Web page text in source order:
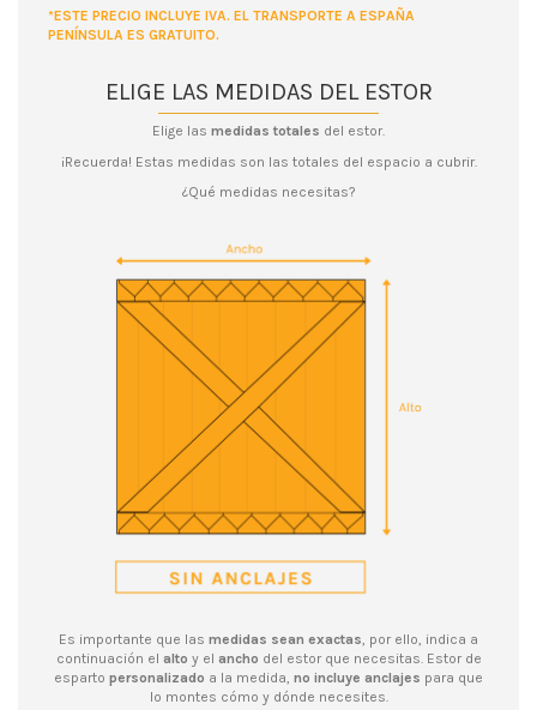
*ESTE PRECIO INCLUYE IVA. EL TRANSPORTE A ESPAÑA
PENÍNSULA ES GRATUITO.
ELIGE LAS MEDIDAS DEL ESTOR
Elige las medidas totales del estor.
¡Recuerda! Estas medidas son las totales del espacio a cubrir.
¿Qué medidas necesitas?
Es importante que las medidas sean exactas , por ello, indica a
continuación el alto y el ancho del estor que necesitas. Estor de
esparto personalizado a la medida, no incluye anclajes para que
lo montes cómo y dónde necesites.